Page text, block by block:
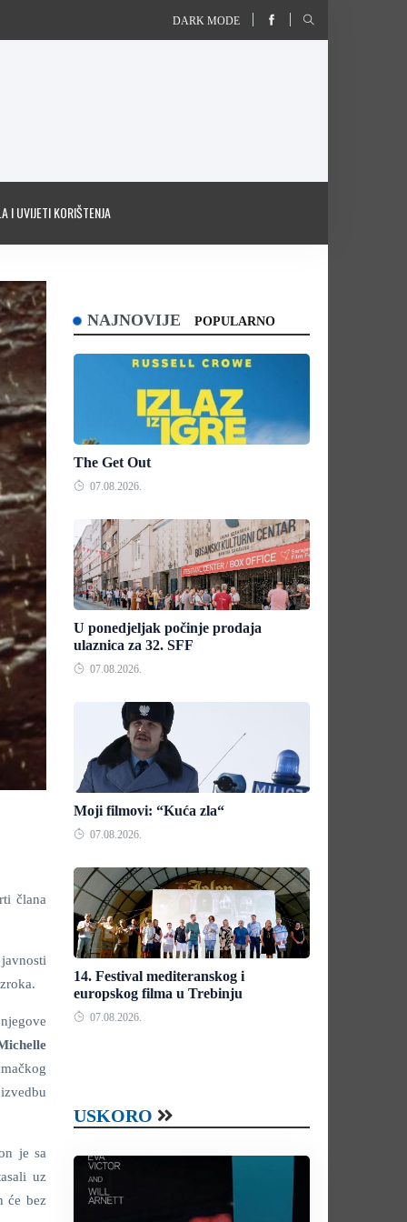
DARK MODE
I UVIJETI KORIŠTENJA
člana
je sa
uz
će bez
NAJNOVIJE POPULARNO
The Get Out
07.08.2026.
U ponedjeljak počinje prodaja
ulaznica za 32. SFF
07.08.2026.
Moji filmovi: “Kuća zla“
07.08.2026.
14. Festival mediteranskog i
europskog filma u Trebinju
07.08.2026.
USKORO